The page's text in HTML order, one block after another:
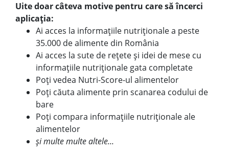
Uite doar câteva motive pentru care să încerci
aplicația:
Ai acces la informațiile nutriționale a peste
35.000 de alimente din România
Ai acces la sute de rețete și idei de mese cu
informațiile nutriționale gata completate
Poți vedea Nutri-Score-ul alimentelor
Poți căuta alimente prin scanarea codului de
bare
Poți compara informațiile nutriționale ale
alimentelor
și multe multe altele...